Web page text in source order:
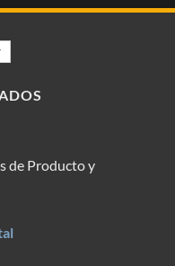
de Producto y